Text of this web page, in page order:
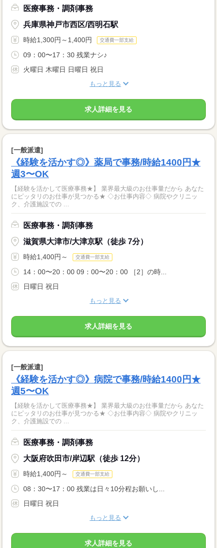
医療事務・調剤事務
兵庫県神戸市西区/西明石駅
時給1,300円～1,400円 交通費一部支給
09：00〜17：30 残業ナシ♪
火曜日 木曜日 日曜日 祝日
もっと見る
求人詳細を見る
[一般派遣]
《経験を活かす◎》薬局で事務/時給1400円★
週3〜OK
【経験を活かして医療事務★】 業界最大級のお仕事量だから あなた
にピッタリのお仕事が見つかる★ ◇お仕事内容◇ 病院やクリニッ
ク、介護施設での ...
医療事務・調剤事務
滋賀県大津市/大津京駅（徒歩 7分）
時給1,400円～ 交通費一部支給
14：00〜20：00 09：00〜20：00 ［2］の時...
日曜日 祝日
もっと見る
求人詳細を見る
[一般派遣]
《経験を活かす◎》病院で事務/時給1400円★
週5〜OK
【経験を活かして医療事務★】 業界最大級のお仕事量だから あなた
にピッタリのお仕事が見つかる★ ◇お仕事内容◇ 病院やクリニッ
ク、介護施設での ...
医療事務・調剤事務
大阪府吹田市/岸辺駅（徒歩 12分）
時給1,400円～ 交通費一部支給
08：30〜17：00 残業は日々10分程お願いし...
日曜日 祝日
もっと見る
求人詳細を見る